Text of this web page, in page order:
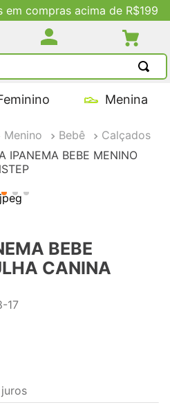
em compras acima de R$199
Menina
Menino Bebê
Calçados
IPANEMA BEBE MENINO
BEBE
CANINA
17